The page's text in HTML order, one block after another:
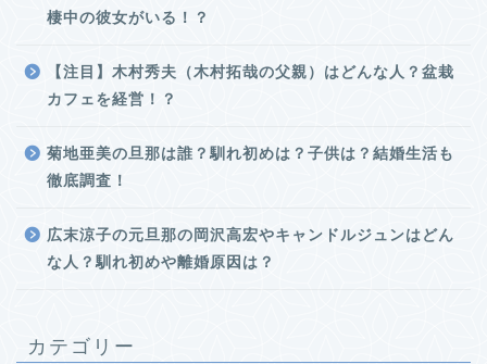
棲中の彼女がいる！？
【注目】木村秀夫（木村拓哉の父親）はどんな人？盆栽
カフェを経営！？
菊地亜美の旦那は誰？馴れ初めは？子供は？結婚生活も
徹底調査！
広末涼子の元旦那の岡沢高宏やキャンドルジュンはどん
な人？馴れ初めや離婚原因は？
カテゴリー